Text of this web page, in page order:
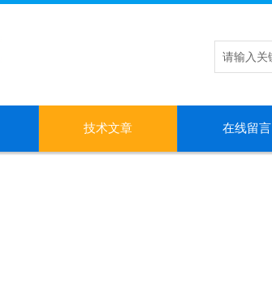
技术文章 在线留言